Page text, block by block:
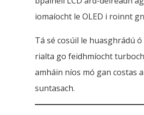
iomaíocht le OLED i roinnt
Tá sé cosúil le huasghrádú
rialta go feidhmíocht
amháin níos mó gan costas
suntasach.